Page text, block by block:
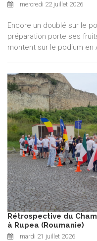
mercredi 22 juillet 2026
Encore un doublé sur le
préparation porte ses
montent sur le podium en
Rétrospective du
à Rupea (Roumanie)
mardi 21 juillet 2026